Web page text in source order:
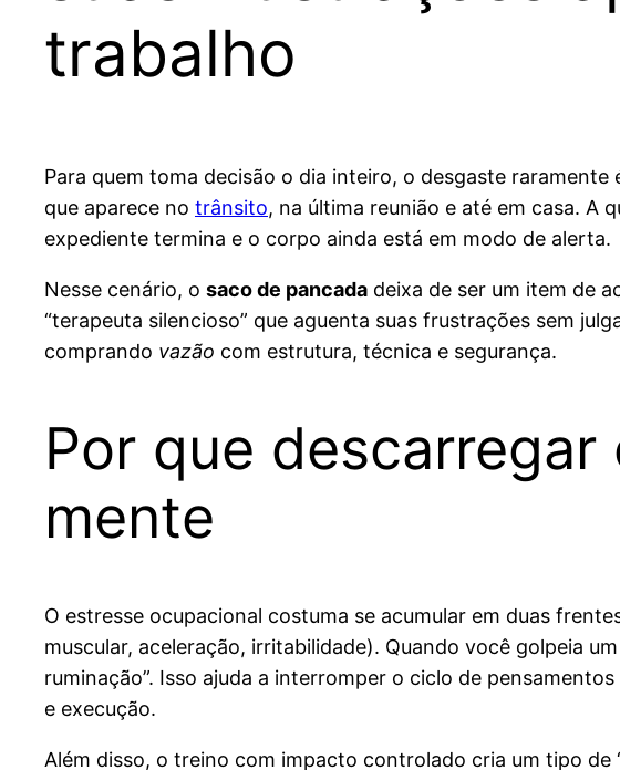
trabalho
Para quem toma decisão o dia inteiro, o desgaste
que aparece no trânsito, na última reunião e até em casa. A
expediente termina e o corpo ainda está em modo de alerta.
Nesse cenário, o saco de pancada deixa de ser um item de
“terapeuta silencioso” que aguenta suas frustrações sem
comprando vazão com estrutura, técnica e segurança.
Por que
mente
O estresse ocupacional costuma se acumular em duas
muscular, aceleração, irritabilidade). Quando você golpeia
ruminação”. Isso ajuda a interromper o ciclo de
e execução.
Além disso, o treino com impacto controlado cria um tipo de